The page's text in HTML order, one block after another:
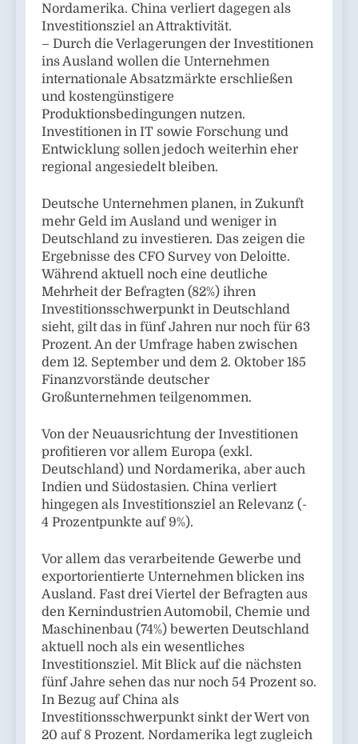
Nordamerika. China verliert dagegen als
Investitionsziel an Attraktivität.
– Durch die Verlagerungen der Investitionen
ins Ausland wollen die Unternehmen
internationale Absatzmärkte erschließen
und kostengünstigere
Produktionsbedingungen nutzen.
Investitionen in IT sowie Forschung und
Entwicklung sollen jedoch weiterhin eher
regional angesiedelt bleiben.
Deutsche Unternehmen planen, in Zukunft
mehr Geld im Ausland und weniger in
Deutschland zu investieren. Das zeigen die
Ergebnisse des CFO Survey von Deloitte.
Während aktuell noch eine deutliche
Mehrheit der Befragten (82%) ihren
Investitionsschwerpunkt in Deutschland
sieht, gilt das in fünf Jahren nur noch für 63
Prozent. An der Umfrage haben zwischen
dem 12. September und dem 2. Oktober 185
Finanzvorstände deutscher
Großunternehmen teilgenommen.
Von der Neuausrichtung der Investitionen
profitieren vor allem Europa (exkl.
Deutschland) und Nordamerika, aber auch
Indien und Südostasien. China verliert
hingegen als Investitionsziel an Relevanz (-
4 Prozentpunkte auf 9%).
Vor allem das verarbeitende Gewerbe und
exportorientierte Unternehmen blicken ins
Ausland. Fast drei Viertel der Befragten aus
den Kernindustrien Automobil, Chemie und
Maschinenbau (74%) bewerten Deutschland
aktuell noch als ein wesentliches
Investitionsziel. Mit Blick auf die nächsten
fünf Jahre sehen das nur noch 54 Prozent so.
In Bezug auf China als
Investitionsschwerpunkt sinkt der Wert von
20 auf 8 Prozent. Nordamerika legt zugleich